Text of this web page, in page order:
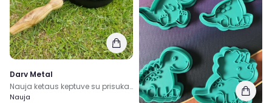
Darv Metal
Nauja ketaus keptuve su prisukama medinė rankena 24 cm
Nauja